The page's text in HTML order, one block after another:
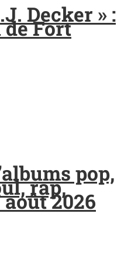
Decker » :
Fort
pop,
rap,
2026